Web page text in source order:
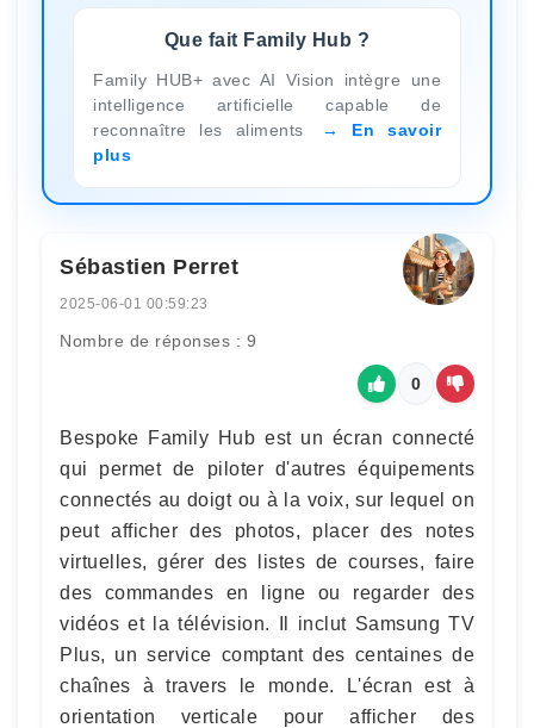
Que fait Family Hub ?
Family HUB+ avec AI Vision intègre une
intelligence artificielle capable de
reconnaître les aliments
En savoir
plus
Sébastien Perret
2025-06-01 00:59:23
Nombre de réponses : 9
0
Bespoke Family Hub est un écran connecté
qui permet de piloter d'autres équipements
connectés au doigt ou à la voix, sur lequel on
peut afficher des photos, placer des notes
virtuelles, gérer des listes de courses, faire
des commandes en ligne ou regarder des
vidéos et la télévision. Il inclut Samsung TV
Plus, un service comptant des centaines de
chaînes à travers le monde. L'écran est à
orientation verticale pour afficher des